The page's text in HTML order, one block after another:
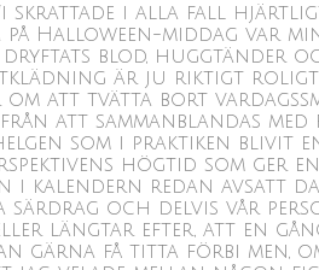
Vi skrattade i alla fall
Halloween-middag var
blod, huggtänder
Utklädning är ju riktigt
att tvätta bort
att sammanblandas med
som i praktiken blivit
högtid som ger
kalendern redan avsatt
och delvis vår
längtar efter, att en
gärna få titta förbi men,